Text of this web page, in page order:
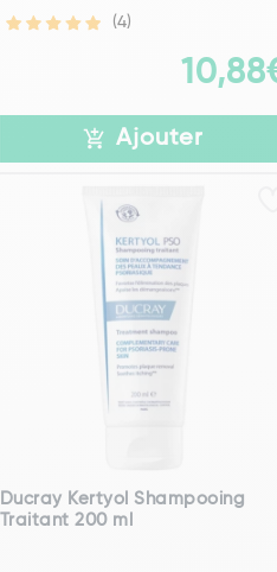
(4)
Ajouter
Ducray Kertyol Shampooing
Traitant 200 ml